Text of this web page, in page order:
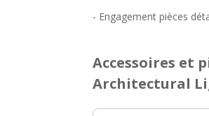
- Engagement pièces
Accessoires et
Architectural